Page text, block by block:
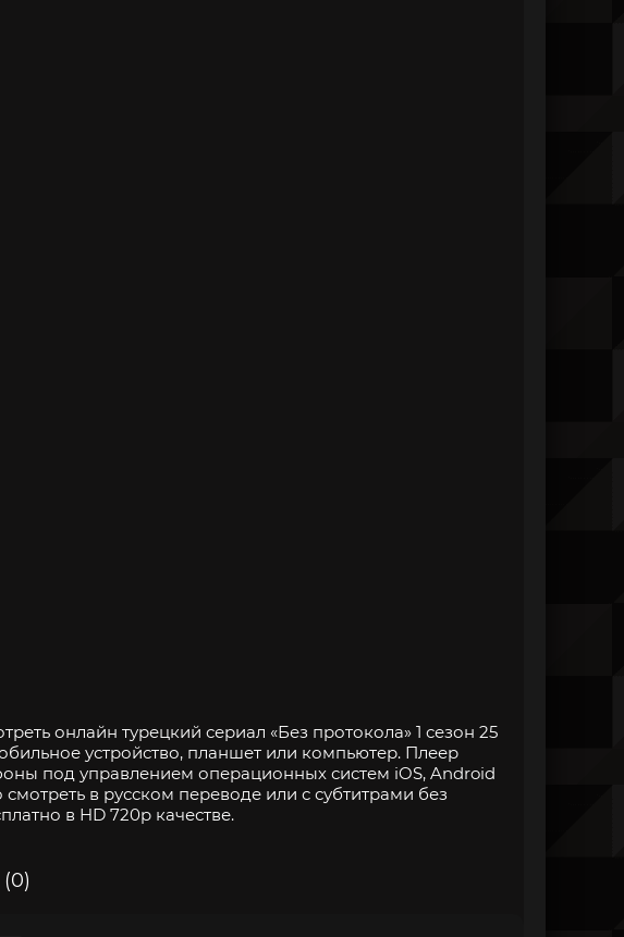
онлайн турецкий сериал «Без протокола» 1 сезон 25
устройство, планшет или компьютер. Плеер
под управлением операционных систем iOS, Android
в русском переводе или с субтитрами без
в HD 720p качестве.